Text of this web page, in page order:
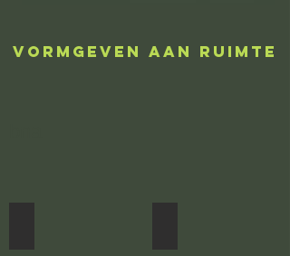
VORMGEVEN AAN RUIMTE